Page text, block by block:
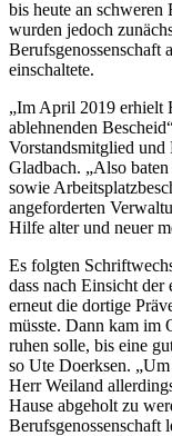
bis heute an
wurden jedoch
Berufsgenossenschaft
einschaltete.
„Im April 2019 erhielt
ablehnenden
Vorstandsmitglied und
Gladbach. „Also
sowie
angeforderten
Hilfe alter und neuer
Es folgten
dass nach Einsicht
erneut die dortige
müsste. Dann kam im
ruhen solle, bis eine
so Ute Doerksen.
Herr Weiland
Hause abgeholt zu
Berufsgenossenschaft